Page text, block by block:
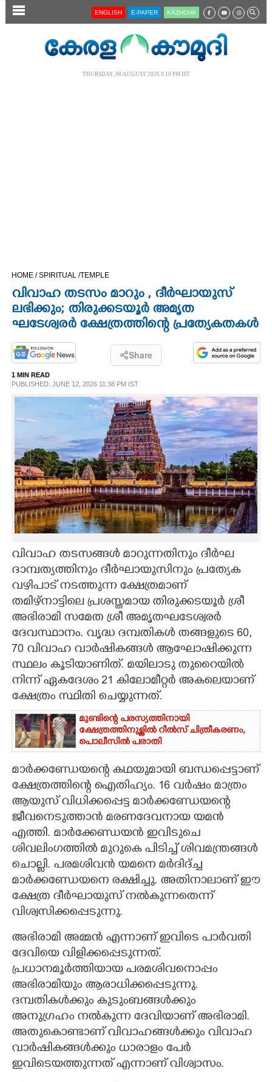
SECTIONS
OPINION
PHOTOS
LIFESTYLE
SPIRITUAL
INFO+
ART
ASTRO
CARTOONS
LITERATURE
ZOOM
CONTACT US
ENGLISH E-PAPER KĀZHCHA
THURSDAY, 06 AUGUST 2026 9.10 PM IST
HOME /SPIRITUAL /TEMPLE
വിവാഹ തടസം മാറും ,​ ദീർഘായുസ്
ലഭിക്കും; തിരുക്കടയൂർ അമൃത
ഘടേശ്വരർ ക്ഷേത്രത്തിന്റെ പ്രത്യേകതകൾ
Share
1 MIN READ
PUBLISHED: JUNE 12, 2026 11:38 PM IST
വിവാഹ തടസങ്ങൾ മാറുന്നതിനും ദീർഘ
ദാമ്പത്യത്തിനും ദീർഘായുസിനും പ്രത്യേക
വഴിപാട് നടത്തുന്ന ക്ഷേത്രമാണ്
തമിഴ്നാട്ടിലെ പ്രശസ്തമായ തിരുക്കടയൂർ ശ്രീ
അഭിരാമി സമേത ശ്രീ അമൃതഘടേശ്വരർ
ദേവസ്ഥാനം. വൃദ്ധ ദമ്പതികൾ തങ്ങളുടെ 60,​
70 വിവാഹ വാർഷികങ്ങൾ ആഘോഷിക്കുന്ന
സ്ഥലം കൂടിയാണിത്. മയിലാടു തുറൈയിൽ
നിന്ന് ഏകദേശം 21 കിലോമീറ്റർ അകലെയാണ്
ക്ഷേത്രം സ്ഥിതി ചെയ്യുന്നത്.
മുണ്ടിന്റെ പരസ്യത്തിനായി
ക്ഷേത്രത്തിനുള്ളിൽ റീൽസ് ചിത്രീകരണം,
പൊലീസിൽ പരാതി
മാർക്കണ്ഡേയന്റെ കഥയുമായി ബന്ധപ്പെട്ടാണ്
ക്ഷേത്രത്തിന്റെ ഐതിഹ്യം. 16 വർഷം മാത്രം
ആയുസ് വിധിക്കപ്പെട്ട മാർക്കണ്ഡേയന്റെ
ജീവനെടുത്താൻ മരണദേവനായ യമൻ
എത്തി. മാർക്കേണ്ഡയൻ ഇവിടുചെ
ശിവലിംഗത്തിൽ മുറുകെ പിടിച്ച് ശിവമന്ത്രങ്ങൾ
ചൊല്ലി. പരമശിവൻ യമനെ മർദിദ്ച്ച
മാർക്കണ്ഡേയനെ രക്ഷിച്ചു. അതിനാലാണ് ഈ
ക്ഷേത്ര ദീർഘായുസ് നൽകുന്നതെന്ന്
വിശ്വസിക്കപ്പെടുന്നു.
അഭിരാമി അമ്മൻ എന്നാണ് ഇവിടെ പാർവതി
ദേവിയെ വിളിക്കപ്പെടുന്നത്.
പ്രധാനമൂർത്തിയായ പരമശിവനൊപ്പം
അഭിരാമിയും ആരാധിക്കപ്പെടുന്നു.
ദമ്പതികൾക്കും കുടുംബങ്ങൾക്കും
അനുഗ്രഹം നൽകുന്ന ദേവിയാണ് അഭിരാമി.
അതുകൊണ്ടാണ് വിവാഹങ്ങൾക്കും വിവാഹ
വാർഷികങ്ങൾക്കും ധാരാളം പേർ
ഇവിടെയത്തുന്നത് എന്നാണ് വിശ്വാസം.